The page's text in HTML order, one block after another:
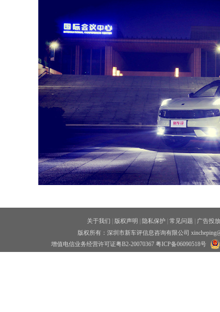
关于我们 版权声明 隐私保护 常见问题
广告投放
版权所有：深圳市新车评信息咨询有限公司
增值电信业务经营许可证粤B2-20070367 粤ICP备06090518号